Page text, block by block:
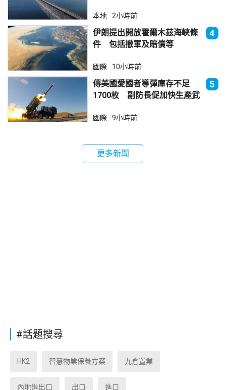
本地 2小時前
伊朗提出開放霍爾木茲海峽條
件 包括撤軍及賠償等
4
國際 10小時前
傳美國愛國者導彈庫存不足
1700枚 副防長促加快生產武
5
國際 9小時前
更多新聞
#話題搜尋
HK2 智慧物業保養方案 九倉置業
內地進出口 出口 進口